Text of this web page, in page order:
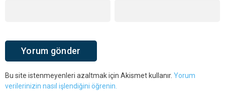
Bu site istenmeyenleri azaltmak için Akismet kullanır. Yorum
verilerinizin nasıl işlendiğini öğrenin.